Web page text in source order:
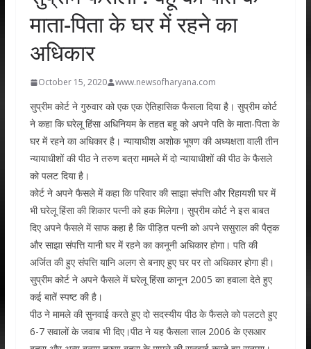
माता-पिता के घर में रहने का
अधिकार
October 15, 2020 www.newsofharyana.com
सुप्रीम कोर्ट ने गुरुवार को एक एक ऐतिहासिक फैसला दिया है। सुप्रीम कोर्ट
ने कहा कि घरेलू हिंसा अधिनियम के तहत बहू को अपने पति के माता-पिता के
घर में रहने का अधिकार है। न्यायाधीश अशोक भूषण की अध्यक्षता वाली तीन
न्यायाधीशों की पीठ ने तरुण बत्रा मामले में दो न्यायाधीशों की पीठ के फैसले
को पलट दिया है।
कोर्ट ने अपने फैसले में कहा कि परिवार की साझा संपत्ति और रिहायशी घर में
भी घरेलू हिंसा की शिकार पत्नी को हक मिलेगा। सुप्रीम कोर्ट ने इस बाबत
दिए अपने फैसले में साफ कहा है कि पीड़ित पत्नी को अपने ससुराल की पैतृक
और साझा संपत्ति यानी घर में रहने का कानूनी अधिकार होगा। पति की
अर्जित की हुए संपत्ति यानि अलग से बनाए हुए घर पर तो अधिकार होगा ही।
सुप्रीम कोर्ट ने अपने फैसले में घरेलू हिंसा कानून 2005 का हवाला देते हुए
कई बातें स्पष्ट की है।
पीठ ने मामले की सुनवाई करते हुए दो सदस्यीय पीठ के फैसले को पलटते हुए
6-7 सवालों के जवाब भी दिए।पीठ ने यह फैसला साल 2006 के एसआर